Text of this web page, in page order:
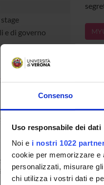
Consenso
Uso responsabile dei dati
Noi e i nostri 1022
cookie per memorizzare e
personalizzati, misurare
chi utilizza i vostri dati e
e di governo
E